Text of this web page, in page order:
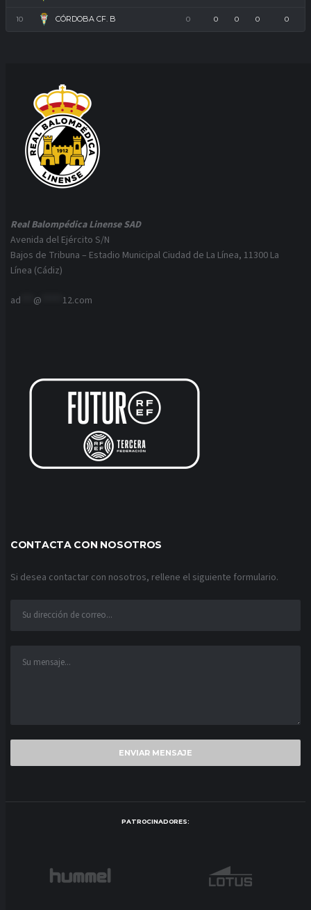
10 CÓRDOBA CF. B 0 0 0 0 0
Real Balompédica Linense SAD
Avenida del Ejército S/N
Bajos de Tribuna – Estadio Municipal Ciudad de La Línea, 11300 La
Línea (Cádiz)
ad @ 12.com
CONTACTA CON NOSOTROS
Si desea contactar con nosotros, rellene el siguiente formulario.
PATROCINADORES: